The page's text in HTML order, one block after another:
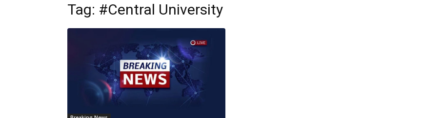
Tag: #Central University